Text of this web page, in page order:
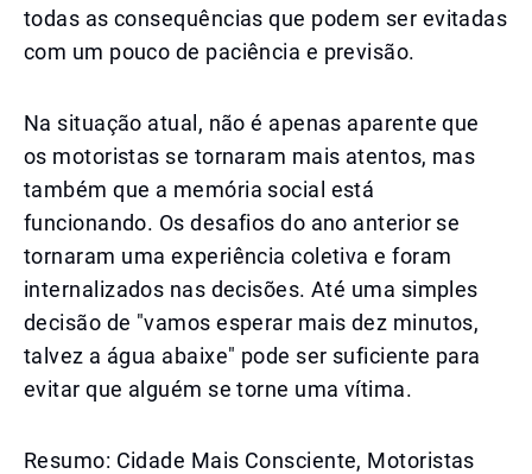
todas as consequências que podem ser evitadas
com um pouco de paciência e previsão.
Na situação atual, não é apenas aparente que
os motoristas se tornaram mais atentos, mas
também que a memória social está
funcionando. Os desafios do ano anterior se
tornaram uma experiência coletiva e foram
internalizados nas decisões. Até uma simples
decisão de "vamos esperar mais dez minutos,
talvez a água abaixe" pode ser suficiente para
evitar que alguém se torne uma vítima.
Resumo: Cidade Mais Consciente, Motoristas